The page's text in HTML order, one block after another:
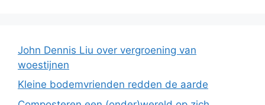
John Dennis Liu over vergroening van
woestijnen
Kleine bodemvrienden redden de aarde